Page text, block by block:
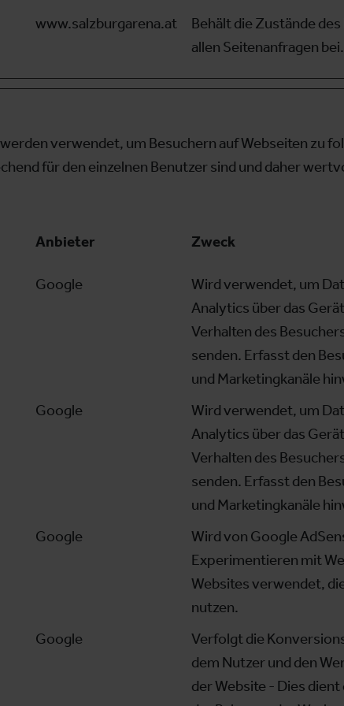
www.salzburgarena.at
Behält die Zustände
allen Seitenanfragen bei.
verwendet, um Besuchern auf Webseiten zu
für den einzelnen Benutzer sind und daher
Anbieter Zweck
Google
Wird verwendet, um
Analytics über das
Verhalten des
senden. Erfasst den
und Marketingkanäle
Google
Wird verwendet, um
Analytics über das
Verhalten des
senden. Erfasst den
und Marketingkanäle
Google
Wird von Google
Experimentieren mit
Websites verwendet,
nutzen.
Google
Verfolgt die
dem Nutzer und den
der Website - Dies